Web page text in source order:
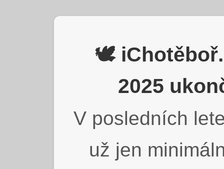
🕊️
2025
V posledních
už jen